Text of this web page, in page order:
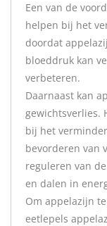
Een van de
helpen bij het
doordat
bloeddruk kan
verbeteren.
Daarnaast kan
gewichtsverlies.
bij het
bevorderen van
reguleren van
en dalen in
Om appelazijn
eetlepels